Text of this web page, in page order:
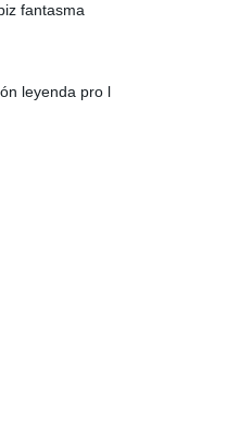
fantasma
leyenda pro l